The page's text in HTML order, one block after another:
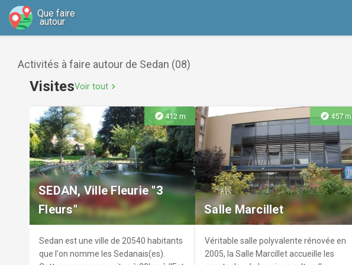
Que faire
autour
Activités à faire autour de Sedan (08)
VisitesVoir tout chevron_right
explore 412 m
SEDAN, Ville Fleurie "3
Fleurs"
Sedan est une ville de 20540 habitants
que l'on nomme les Sedanais(es).
explore457 m
Salle Marcillet
Véritable salle polyvalente rénovée en
2005, la Salle Marcillet accueille les